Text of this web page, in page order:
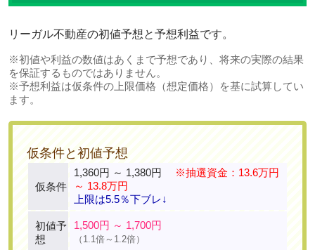
リーガル不動産の初値予想と予想利益です。
※初値や利益の数値はあくまで予想であり、将来の実際の結果
を保証するものではありません。
※予想利益は仮条件の上限価格（想定価格）を基に試算してい
ます。
仮条件と初値予想
仮条件
1,360円 ～ 1,380円
※抽選資金：13.6万円
～ 13.8万円
上限は5.5％下ブレ↓
初値予
想
1,500円 ～ 1,700円
（1.1倍～1.2倍）